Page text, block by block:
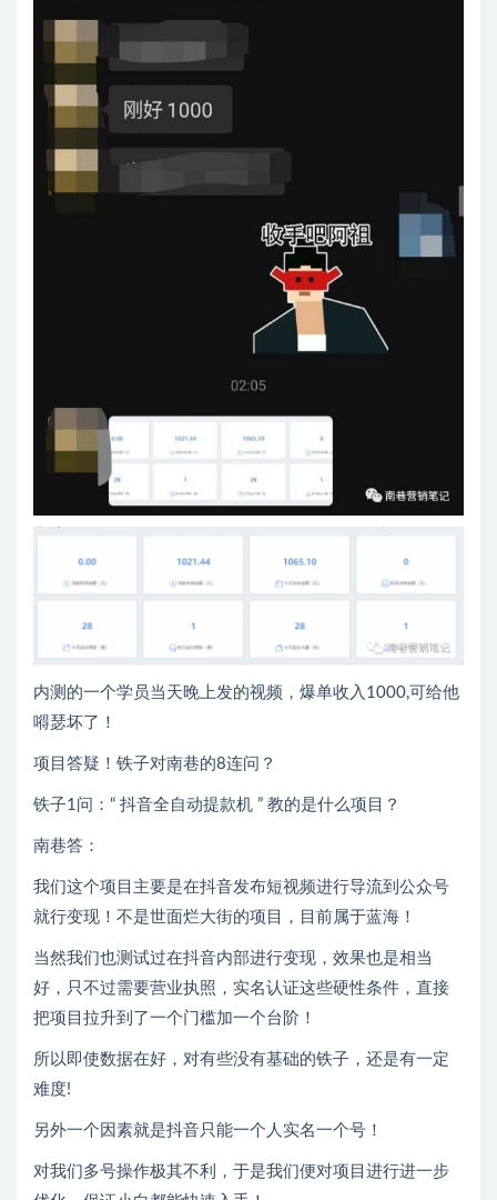
内测的一个学员当天晚上发的视频，爆单收入1000,可给他
嘚瑟坏了！
项目答疑！铁子对南巷的8连问？
铁子1问：“ 抖音全自动提款机 ” 教的是什么项目？
南巷答：
我们这个项目主要是在抖音发布短视频进行导流到公众号
就行变现！不是世面烂大街的项目，目前属于蓝海！
当然我们也测试过在抖音内部进行变现，效果也是相当
好，只不过需要营业执照，实名认证这些硬性条件，直接
把项目拉升到了一个门槛加一个台阶！
所以即使数据在好，对有些没有基础的铁子，还是有一定
难度!
另外一个因素就是抖音只能一个人实名一个号！
对我们多号操作极其不利，于是我们便对项目进行进一步